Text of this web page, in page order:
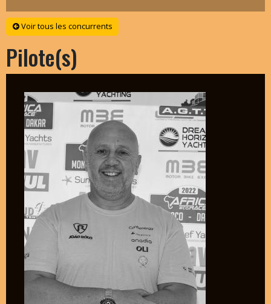
Voir tous les concurrents
Pilote(s)